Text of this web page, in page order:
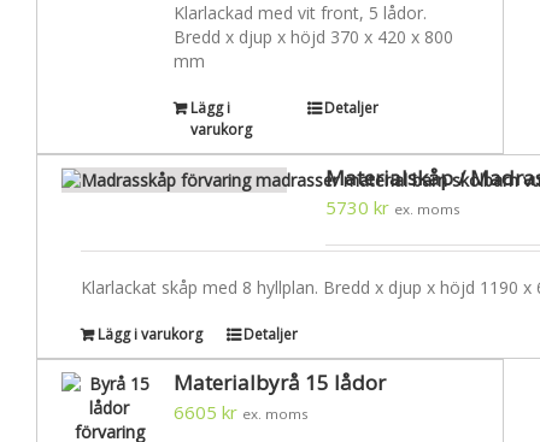
Klarlackad med vit front, 5 lådor.
Bredd x djup x höjd 370 x 420 x 800
mm
Lägg i
varukorg
Detaljer
Materialskåp /
5730kr ex. moms
Klarlackat skåp med 8 hyllplan. Bredd x djup x höjd 1190 x
Lägg i varukorg Detaljer
Materialbyrå 15 lådor
6605kr ex. moms